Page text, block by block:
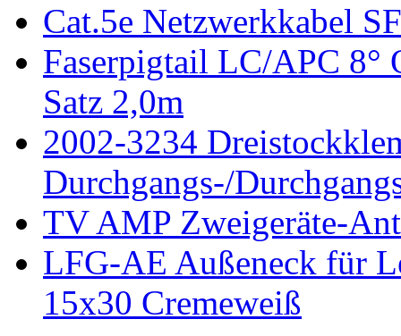
Cat.5e Netzwerkkabel
Faserpigtail LC/APC 8°
Satz 2,0m
2002-3234
Durchgangs-/
TV AMP Zweigeräte-
LFG-AE Außeneck für
15x30 Cremeweiß